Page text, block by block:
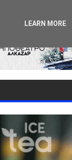
LEARN MORE